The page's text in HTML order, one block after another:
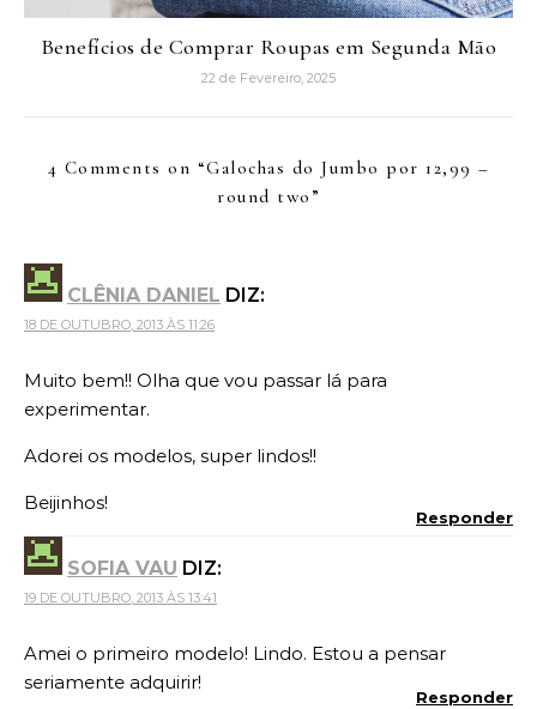
Benefícios de Comprar Roupas em Segunda Mão
22 de Fevereiro, 2025
4 Comments on “Galochas do Jumbo por 12,99 –
round two ”
CLÊNIA DANIEL DIZ:
18 DE OUTUBRO, 2013 ÀS 11:26
Muito bem!! Olha que vou passar lá para
experimentar.
Adorei os modelos, super lindos!!
Beijinhos!
Responder
SOFIA VAU DIZ:
19 DE OUTUBRO, 2013 ÀS 13:41
Amei o primeiro modelo! Lindo. Estou a pensar
seriamente adquirir!
Responder